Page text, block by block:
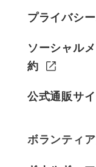
プライバシ
ソーシャル
約
公式通販サ
ボランティ